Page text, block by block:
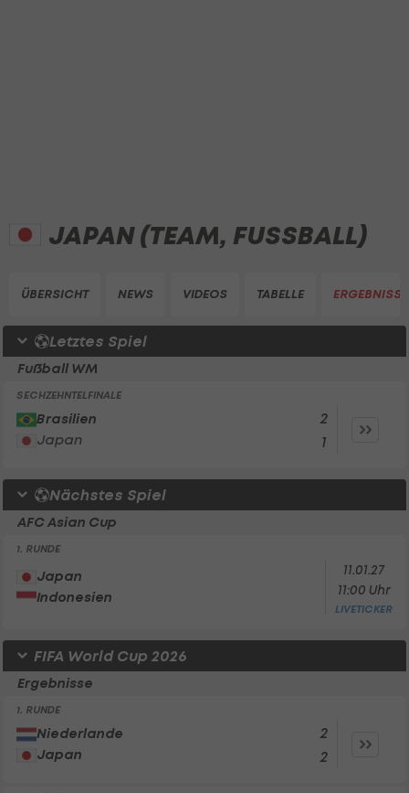
JAPAN (TEAM, FUSSBALL)
ÜBERSICHT NEWS VIDEOS TABELLE ERGEBNISSE
Letztes Spiel
Fußball WM
SECHZEHNTELFINALE
Brasilien
Japan
2
1
Nächstes Spiel
AFC Asian Cup
1. RUNDE
Japan
Indonesien
11.01.27
11:00 Uhr
LIVETICKER
FIFA World Cup 2026
Ergebnisse
1. RUNDE
Niederlande
Japan
2
2